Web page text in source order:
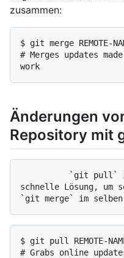
zusammen:
$ git merge REMOTE-
# Merges updates
work
Änderungen
Repository mit
schnelle Lösung,
$ git pull REMOTE-NAME
# Grabs online